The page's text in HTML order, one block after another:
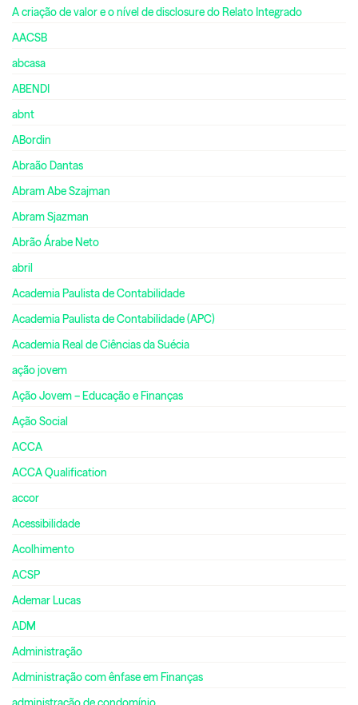
A criação de valor e o nível de disclosure do Relato Integrado
AACSB
abcasa
ABENDI
abnt
ABordin
Abraão Dantas
Abram Abe Szajman
Abram Sjazman
Abrão Árabe Neto
abril
Academia Paulista de Contabilidade
Academia Paulista de Contabilidade (APC)
Academia Real de Ciências da Suécia
ação jovem
Ação Jovem – Educação e Finanças
Ação Social
ACCA
ACCA Qualification
accor
Acessibilidade
Acolhimento
ACSP
Ademar Lucas
ADM
Administração
Administração com ênfase em Finanças